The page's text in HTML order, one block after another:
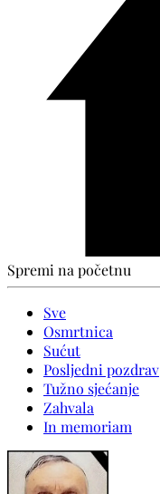
Spremi na početnu
Sve
Osmrtnica
Sućut
Posljedni pozdrav
Tužno sjećanje
Zahvala
In memoriam